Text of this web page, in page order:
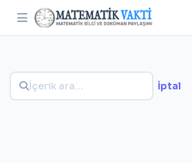
İptal